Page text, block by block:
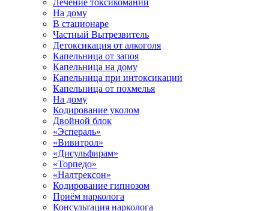
Лечение токсикомании
На дому
В стационаре
Частный Вытрезвитель
Детоксикация от алкоголя
Капельница от запоя
Капельница на дому
Капельница при интоксикации
Капельница от похмелья
На дому
Кодирование уколом
Двойной блок
«Эспераль»
«Вивитрол»
«Дисульфирам»
«Торпедо»
«Налтрексон»
Кодирование гипнозом
Приём нарколога
Консультация нарколога